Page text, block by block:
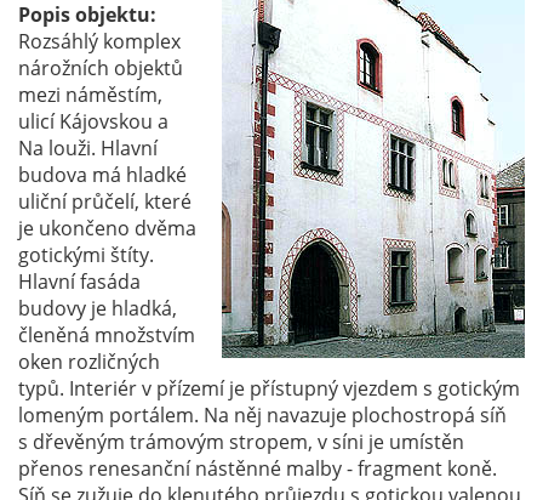
Popis objektu:
Rozsáhlý komplex
nárožních objektů
mezi náměstím,
ulicí Kájovskou a
Na louži. Hlavní
budova má hladké
uliční průčelí, které
je ukončeno dvěma
gotickými štíty.
Hlavní fasáda
budovy je hladká,
členěná množstvím
oken rozličných
typů. Interiér v přízemí je přístupný vjezdem s gotickým
lomeným portálem. Na něj navazuje plochostropá síň
s dřevěným trámovým stropem, v síni je umístěn
přenos renesanční nástěnné malby - fragment koně.